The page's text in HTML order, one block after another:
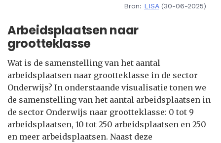
Bron: LISA(30-06-2025)
Arbeidsplaatsen naar
grootteklasse
Wat is de samenstelling van het aantal
arbeidsplaatsen naar grootteklasse in de sector
Onderwijs? In onderstaande visualisatie tonen we
de samenstelling van het aantal arbeidsplaatsen in
de sector Onderwijs naar grootteklasse: 0 tot 9
arbeidsplaatsen, 10 tot 250 arbeidsplaatsen en 250
en meer arbeidsplaatsen. Naast deze